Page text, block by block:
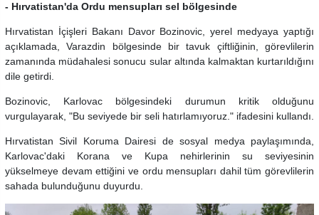
- Hırvatistan'da Ordu mensupları sel bölgesinde
Hırvatistan İçişleri Bakanı Davor Bozinovic, yerel medyaya yaptığı
açıklamada, Varazdin bölgesinde bir tavuk çiftliğinin, görevlilerin
zamanında müdahalesi sonucu sular altında kalmaktan kurtarıldığını
dile getirdi.
Bozinovic, Karlovac bölgesindeki durumun kritik olduğunu
vurgulayarak, "Bu seviyede bir seli hatırlamıyoruz." ifadesini kullandı.
Hırvatistan Sivil Koruma Dairesi de sosyal medya paylaşımında,
Karlovac'daki Korana ve Kupa nehirlerinin su seviyesinin
yükselmeye devam ettiğini ve ordu mensupları dahil tüm görevlilerin
sahada bulunduğunu duyurdu.